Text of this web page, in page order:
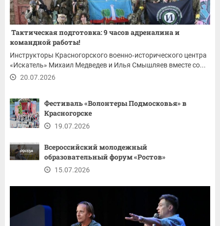
Тактическая подготовка: 9 часов адреналина и
командной работы!
Инструкторы Красногорского военно‑исторического центра
«Искатель» Михаил Медведев и Илья Смышляев вместе со...
20.07.2026
Фестиваль «Волонтеры Подмосковья» в
Красногорске
19.07.2026
Всероссийский молодежный
образовательный форум «Ростов»
15.07.2026